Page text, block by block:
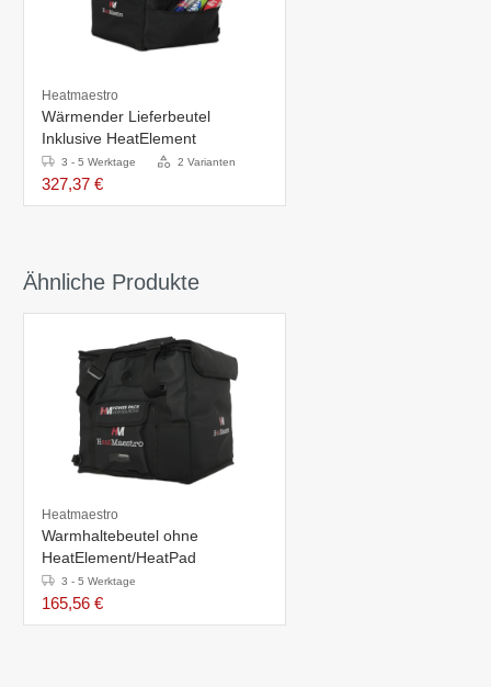
Heatmaestro
Wärmender Lieferbeutel
Inklusive HeatElement
3 - 5 Werktage 2 Varianten
327,37 €
Ähnliche Produkte
Heatmaestro
Warmhaltebeutel ohne
HeatElement/HeatPad
3 - 5 Werktage
165,56 €